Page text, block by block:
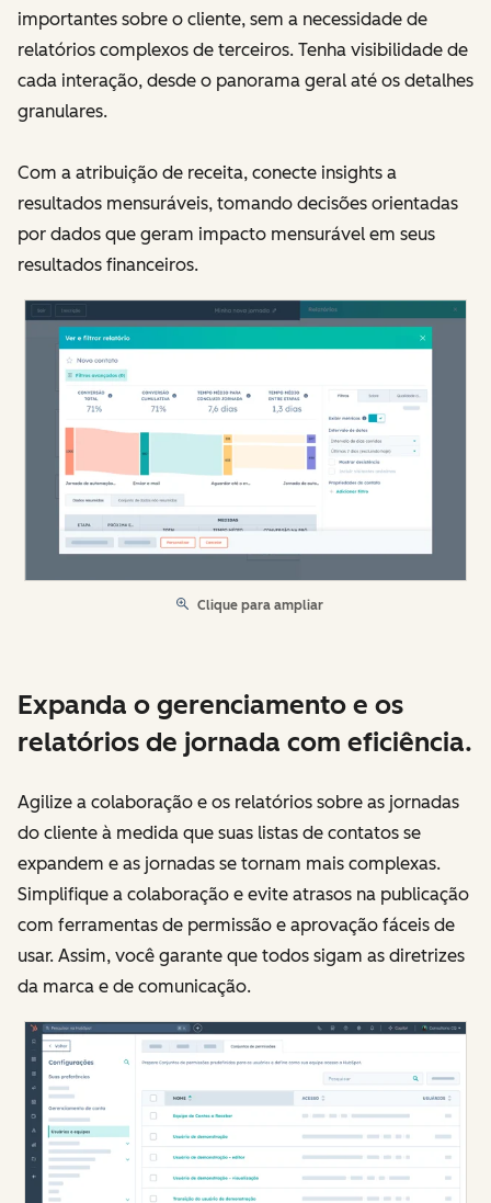
importantes sobre o cliente, sem a necessidade de
relatórios complexos de terceiros. Tenha visibilidade de
cada interação, desde o panorama geral até os detalhes
granulares.
Com a atribuição de receita, conecte insights a
resultados mensuráveis, tomando decisões orientadas
por dados que geram impacto mensurável em seus
resultados financeiros.
Clique para ampliar
Expanda o gerenciamento e os
relatórios de jornada com eficiência.
Agilize a colaboração e os relatórios sobre as jornadas
do cliente à medida que suas listas de contatos se
expandem e as jornadas se tornam mais complexas.
Simplifique a colaboração e evite atrasos na publicação
com ferramentas de permissão e aprovação fáceis de
usar. Assim, você garante que todos sigam as diretrizes
da marca e de comunicação.